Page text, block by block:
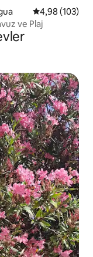
5 üzerinden
4,98 (103)
ve Plaj
arasında